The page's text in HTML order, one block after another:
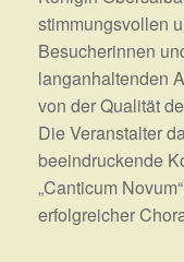
stimmungsvollen
Besucherinnen
langanhaltenden
von der Qualität
Die Veranstalter
beeindruckende
„Canticum
erfolgreicher